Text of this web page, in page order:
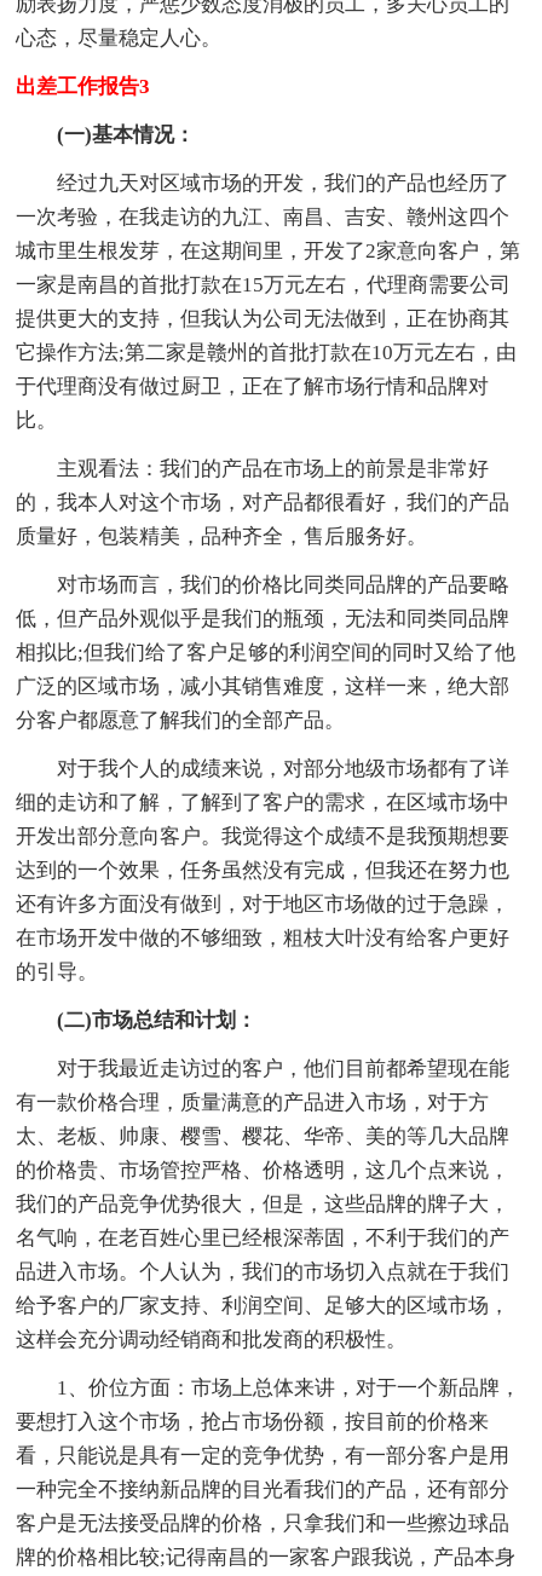
心态，尽量稳定人心。
出差工作报告3
(一)基本情况：
经过九天对区域市场的开发，我们的产品也经历了
一次考验，在我走访的九江、南昌、吉安、赣州这四个
城市里生根发芽，在这期间里，开发了2家意向客户，第
一家是南昌的首批打款在15万元左右，代理商需要公司
提供更大的支持，但我认为公司无法做到，正在协商其
它操作方法;第二家是赣州的首批打款在10万元左右，由
于代理商没有做过厨卫，正在了解市场行情和品牌对
比。
主观看法：我们的产品在市场上的前景是非常好
的，我本人对这个市场，对产品都很看好，我们的产品
质量好，包装精美，品种齐全，售后服务好。
对市场而言，我们的价格比同类同品牌的产品要略
低，但产品外观似乎是我们的瓶颈，无法和同类同品牌
相拟比;但我们给了客户足够的利润空间的同时又给了他
广泛的区域市场，减小其销售难度，这样一来，绝大部
分客户都愿意了解我们的全部产品。
对于我个人的成绩来说，对部分地级市场都有了详
细的走访和了解，了解到了客户的需求，在区域市场中
开发出部分意向客户。我觉得这个成绩不是我预期想要
达到的一个效果，任务虽然没有完成，但我还在努力也
还有许多方面没有做到，对于地区市场做的过于急躁，
在市场开发中做的不够细致，粗枝大叶没有给客户更好
的引导。
(二)市场总结和计划：
对于我最近走访过的客户，他们目前都希望现在能
有一款价格合理，质量满意的产品进入市场，对于方
太、老板、帅康、樱雪、樱花、华帝、美的等几大品牌
的价格贵、市场管控严格、价格透明，这几个点来说，
我们的产品竞争优势很大，但是，这些品牌的牌子大，
名气响，在老百姓心里已经根深蒂固，不利于我们的产
品进入市场。个人认为，我们的市场切入点就在于我们
给予客户的厂家支持、利润空间、足够大的区域市场，
这样会充分调动经销商和批发商的积极性。
1、价位方面：市场上总体来讲，对于一个新品牌，
要想打入这个市场，抢占市场份额，按目前的价格来
看，只能说是具有一定的竞争优势，有一部分客户是用
一种完全不接纳新品牌的目光看我们的产品，还有部分
客户是无法接受品牌的价格，只拿我们和一些擦边球品
牌的价格相比较;记得南昌的一家客户跟我说，产品本身